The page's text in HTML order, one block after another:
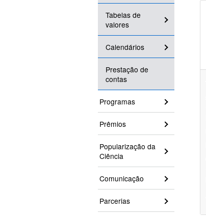
Tabelas de
valores
Calendários
Prestação de
contas
Programas
Prêmios
Popularização da
Ciência
Comunicação
Parcerias